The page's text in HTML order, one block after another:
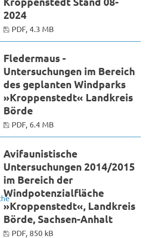
2024
PDF, 4.3 MB
Fledermaus -
Untersuchungen im Bereich
des geplanten Windparks
»Kroppenstedt« Landkreis
Börde
PDF, 6.4 MB
Avifaunistische
Untersuchungen 2014/2015
im Bereich der
Windpotenzialfläche
»Kroppenstedt«, Landkreis
Börde, Sachsen-Anhalt
PDF, 850 kB